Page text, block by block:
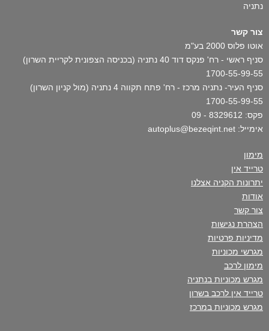
נתניה
צור קשר
אוטו פלוס 2000 בע"מ
סניף ראשי - רח' פנקס דוד 40 נתניה (בכניסה הצפונית לקריית השרון)
1700-55-99-55
סניף העיר- נתניה מרכז - רח' פתח תקווה 4 נתניה (מול קניון השרון)
1700-55-99-55
פקס: 8329612 - 09
אימייל: autoplus@bezeqint.net
מימון
טרייד אין
יתרונות הקניה אצלנו
אודות
צור קשר
הצהרת נגישות
מדיניות פרטיות
מגרשי מכוניות
מימון לרכב
מגרש מכוניות בנתניה
טרייד אין לרכב בשרון
מגרש מכוניות במרכז